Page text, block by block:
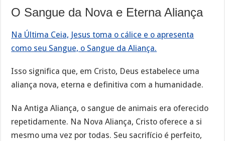
O Sangue da Nova e Eterna Aliança
Na Última Ceia, Jesus toma o cálice e o apresenta
como seu Sangue, o Sangue da Aliança.
Isso significa que, em Cristo, Deus estabelece uma
aliança nova, eterna e definitiva com a humanidade.
Na Antiga Aliança, o sangue de animais era oferecido
repetidamente. Na Nova Aliança, Cristo oferece a si
mesmo uma vez por todas. Seu sacrifício é perfeito,